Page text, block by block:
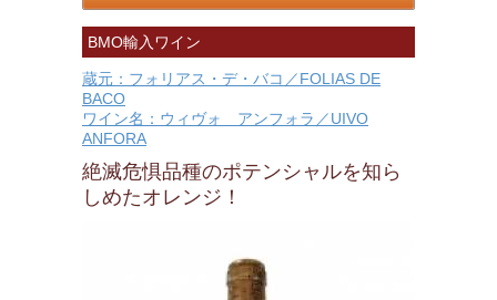
BMO輸入ワイン
蔵元：フォリアス・デ・バコ／FOLIAS DE
BACO
ワイン名：ウィヴォ アンフォラ／UIVO
ANFORA
絶滅危惧品種のポテンシャルを知ら
しめたオレンジ！